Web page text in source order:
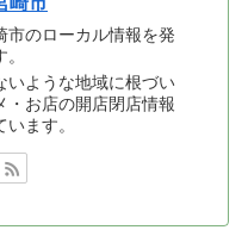
市のローカル情報を発
いような地域に根づい
・お店の開店閉店情報
ます。